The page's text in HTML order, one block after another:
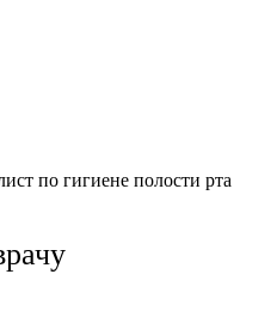
по гигиене полости рта